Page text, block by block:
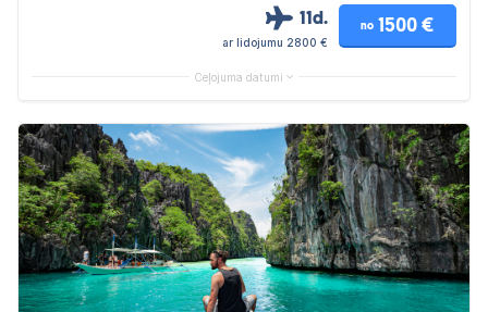
11d.
ar lidojumu 2800 €
no 1500 €
Ceļojuma datumi